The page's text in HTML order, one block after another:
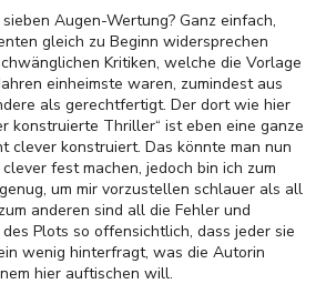
Augen-Wertung? Ganz einfach,
gleich zu Beginn widersprechen
Kritiken, welche die Vorlage
einheimste waren, zumindest aus
als gerechtfertigt. Der dort wie hier
konstruierte Thriller“ ist eben eine ganze
clever konstruiert. Das könnte man nun
fest machen, jedoch bin ich zum
um mir vorzustellen schlauer als all
anderen sind all die Fehler und
Plots so offensichtlich, dass jeder sie
wenig hinterfragt, was die Autorin
hier auftischen will.